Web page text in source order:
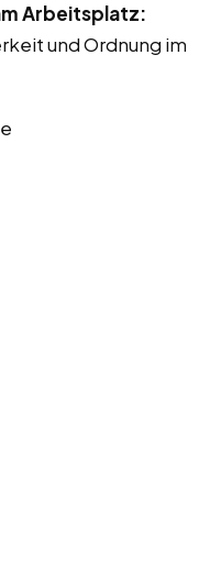
Arbeitsplatz:
und Ordnung im